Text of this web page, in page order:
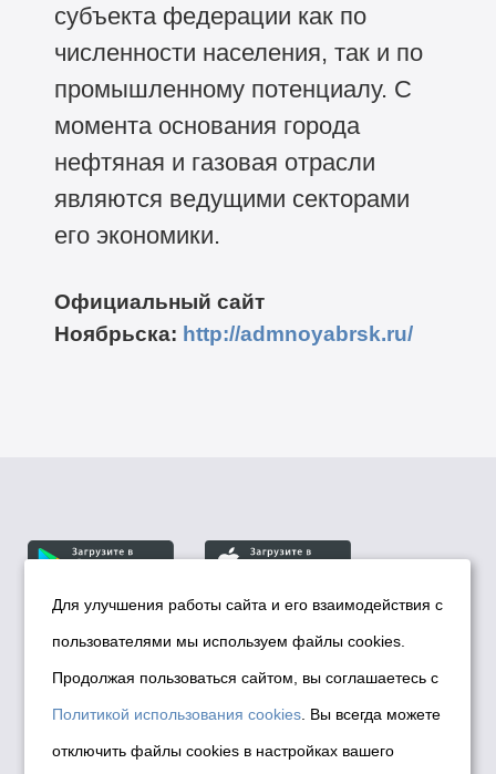
субъекта федерации как по
численности населения, так и по
промышленному потенциалу. С
момента основания города
нефтяная и газовая отрасли
являются ведущими секторами
его экономики.
Официальный сайт
Ноябрьска: http://admnoyabrsk.ru/
© Департамент информационной политики мэрии
города Новосибирска, 2026
Политика использования Cookies
Политика по обработке персональных
данных в информационных системах
Для улучшения работы сайта и его взаимодействия с
пользователями мы используем файлы cookies.
Продолжая пользоваться сайтом, вы соглашаетесь с
Политикой использования cookies . Вы всегда можете
отключить файлы cookies в настройках вашего